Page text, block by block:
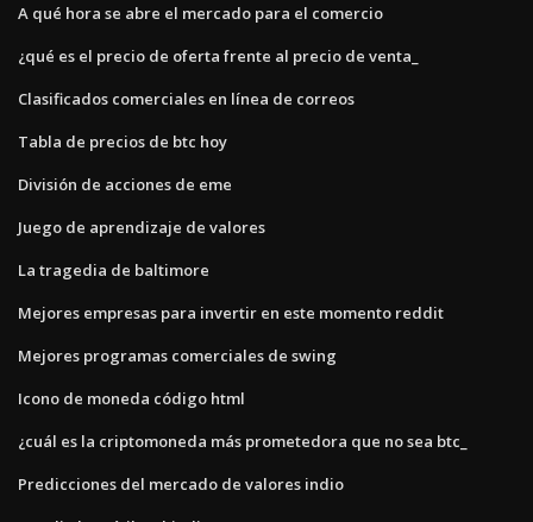
A qué hora se abre el mercado para el comercio
¿qué es el precio de oferta frente al precio de venta_
Clasificados comerciales en línea de correos
Tabla de precios de btc hoy
División de acciones de eme
Juego de aprendizaje de valores
La tragedia de baltimore
Mejores empresas para invertir en este momento reddit
Mejores programas comerciales de swing
Icono de moneda código html
¿cuál es la criptomoneda más prometedora que no sea btc_
Predicciones del mercado de valores indio